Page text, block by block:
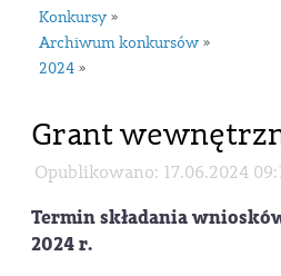
Konkursy »
Archiwum konkursów »
2024 »
Grant
Opublikowano: 17.06.2024
Termin składania
2024 r.